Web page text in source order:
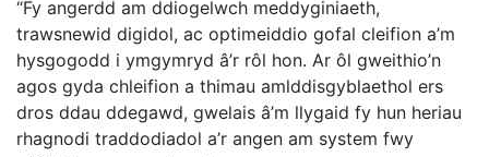
“Fy angerdd am ddiogelwch meddyginiaeth,
trawsnewid digidol, ac optimeiddio gofal cleifion a’m
hysgogodd i ymgymryd â’r rôl hon. Ar ôl gweithio’n
agos gyda chleifion a thimau amlddisgyblaethol ers
dros ddau ddegawd, gwelais â’m llygaid fy hun heriau
rhagnodi traddodiadol a’r angen am system fwy